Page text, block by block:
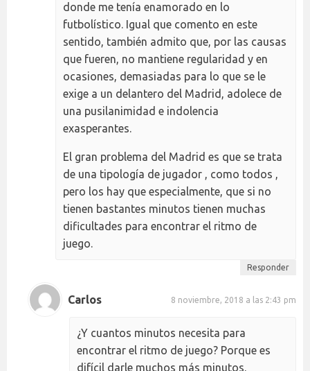
donde me tenía enamorado en lo
futbolístico. Igual que comento en este
sentido, también admito que, por las causas
que fueren, no mantiene regularidad y en
ocasiones, demasiadas para lo que se le
exige a un delantero del Madrid, adolece de
una pusilanimidad e indolencia
exasperantes.
El gran problema del Madrid es que se trata
de una tipología de jugador , como todos ,
pero los hay que especialmente, que si no
tienen bastantes minutos tienen muchas
dificultades para encontrar el ritmo de
juego.
Responder
Carlos 8 noviembre, 2018 a las 2:43 pm
¿Y cuantos minutos necesita para
encontrar el ritmo de juego? Porque es
difícil darle muchos más minutos.